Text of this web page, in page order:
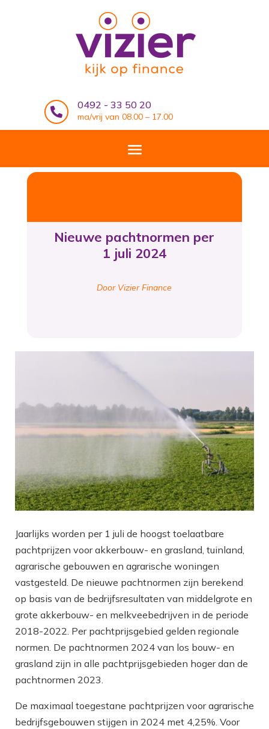

0492 - 33 50 20
ma/vrij van 08.00 – 17.00
Nieuwe pachtnormen per
1 juli 2024
Door Vizier Finance
Jaarlijks worden per 1 juli de hoogst toelaatbare
pachtprijzen voor akkerbouw- en grasland, tuinland,
agrarische gebouwen en agrarische woningen
vastgesteld. De nieuwe pachtnormen zijn berekend
op basis van de bedrijfsresultaten van middelgrote en
grote akkerbouw- en melkveebedrijven in de periode
2018-2022. Per pachtprijsgebied gelden regionale
normen. De pachtnormen 2024 van los bouw- en
grasland zijn in alle pachtprijsgebieden hoger dan de
pachtnormen 2023.
De maximaal toegestane pachtprijzen voor agrarische
bedrijfsgebouwen stijgen in 2024 met 4,25%. Voor